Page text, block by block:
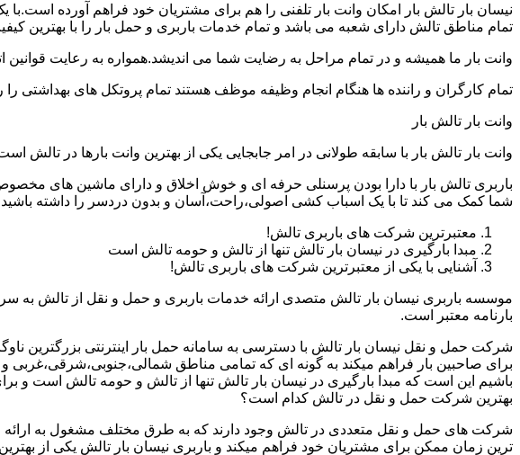
نیسان بار تالش بار امکان وانت بار تلفنی را هم برای مشتریان خود فراهم آورده
تمام مناطق تالش دارای شعبه می باشد و تمام خدمات باربری و حمل بار را با بهترین
وانت بار ما همیشه و در تمام مراحل به رضایت شما می اندیشد.همواره به رعایت
تمام کارگران و راننده ها هنگام انجام وظیفه موظف هستند تمام پروتکل های بهداشتی را
وانت بار تالش بار
وانت بار تالش بار با سابقه طولانی در امر جابجایی یکی از بهترین وانت بارها در
باربری تالش بار با دارا بودن پرسنلی حرفه ای و خوش اخلاق و دارای ماشین های
شما کمک می کند تا با یک اسباب کشی اصولی،راحت،آسان و بدون دردسر را داشته
معتبرترین شرکت های باربری تالش!
مبدا بارگیری در نیسان بار تالش تنها از تالش و حومه تالش است
آشنایی با یکی از معتبرترین شرکت های باربری تالش!
موسسه باربری نیسان بار تالش متصدی ارائه خدمات باربری و حمل و نقل از تالش به
بارنامه معتبر است.
شرکت حمل و نقل نیسان بار تالش با دسترسی به سامانه حمل بار اینترنتی بزرگترین
برای صاحبین بار فراهم میکند به گونه ای که تمامی مناطق شمالی،جنوبی،شرقی،غربی
باشیم این است که مبدا بارگیری در نیسان بار تالش تنها از تالش و حومه تالش است و
بهترین شرکت حمل و نقل در تالش کدام است؟
شرکت های حمل و نقل متعددی در تالش وجود دارند که به طرق مختلف مشغول به ارائه
ترین زمان ممکن برای مشتریان خود فراهم میکند و باربری نیسان بار تالش یکی از